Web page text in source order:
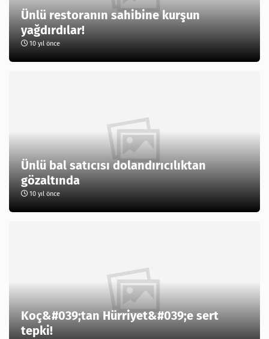
Ünlü restoranın sahibine kurşun
yağdırdılar!
10 yıl önce
Ünlü bal satıcısı dolandırıcılıktan
gözaltında
10 yıl önce
Koç&#039;tan Hürriyet&#039;e sert
tepki!